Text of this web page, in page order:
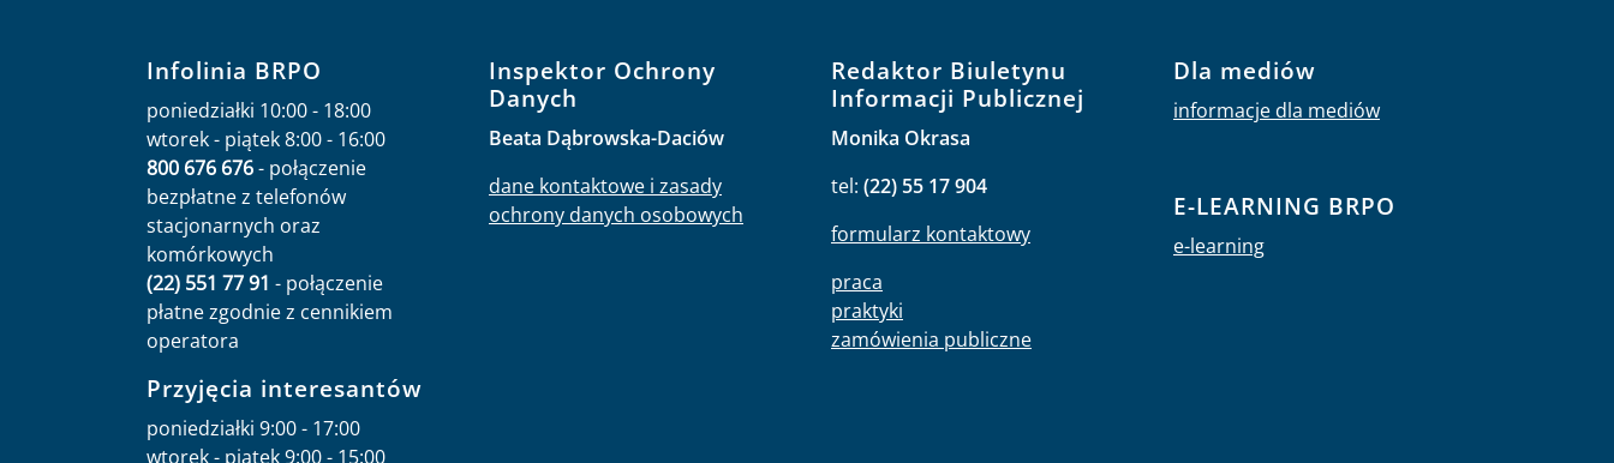
Infolinia BRPO
poniedziałki 10:00 - 18:00
wtorek - piątek 8:00 - 16:00
800 676 676- połączenie
bezpłatne z telefonów
stacjonarnych oraz
komórkowych
(22) 551 77 91 - połączenie
płatne zgodnie z cennikiem
operatora
Przyjęcia interesantów
poniedziałki 9:00 - 17:00
wtorek - piątek 9:00 - 15:00
Inspektor Ochrony
Danych
Beata Dąbrowska-Daciów
dane kontaktowe i zasady
ochrony danych osobowych
Redaktor Biuletynu
Informacji Publicznej
Monika Okrasa
tel: (22) 55 17 904
formularz kontaktowy
praca
praktyki
zamówienia publiczne
Dla mediów
informacje dla mediów
E-LEARNING BRPO
e-learning